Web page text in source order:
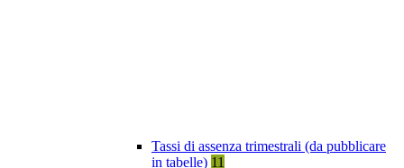
Tassi di assenza trimestrali (da pubblicare
in tabelle) 11